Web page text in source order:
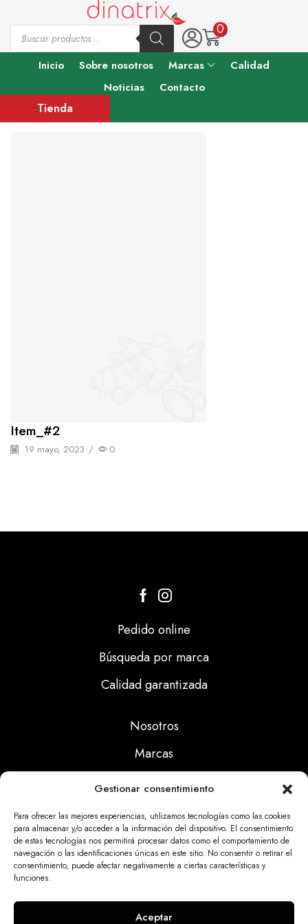
Gestionar consentimiento
Para ofrecer las mejores experiencias, utilizamos tecnologías como las cookies
para almacenar y/o acceder a la información del dispositivo. El consentimiento
de estas tecnologías nos permitirá procesar datos como el comportamiento de
navegación o las identificaciones únicas en este sitio. No consentir o retirar el
consentimiento, puede afectar negativamente a ciertas características y
funciones.
Aceptar
0
Inicio Sobre nosotros Marcas
Calidad
Noticias
Contacto
Tienda
Item_#2
19 mayo, 2023 / 0
Pedido online
Búsqueda por marca
Calidad garantizada
Nosotros
Marcas
Noticias
Aviso Legal
Politicas Cookies